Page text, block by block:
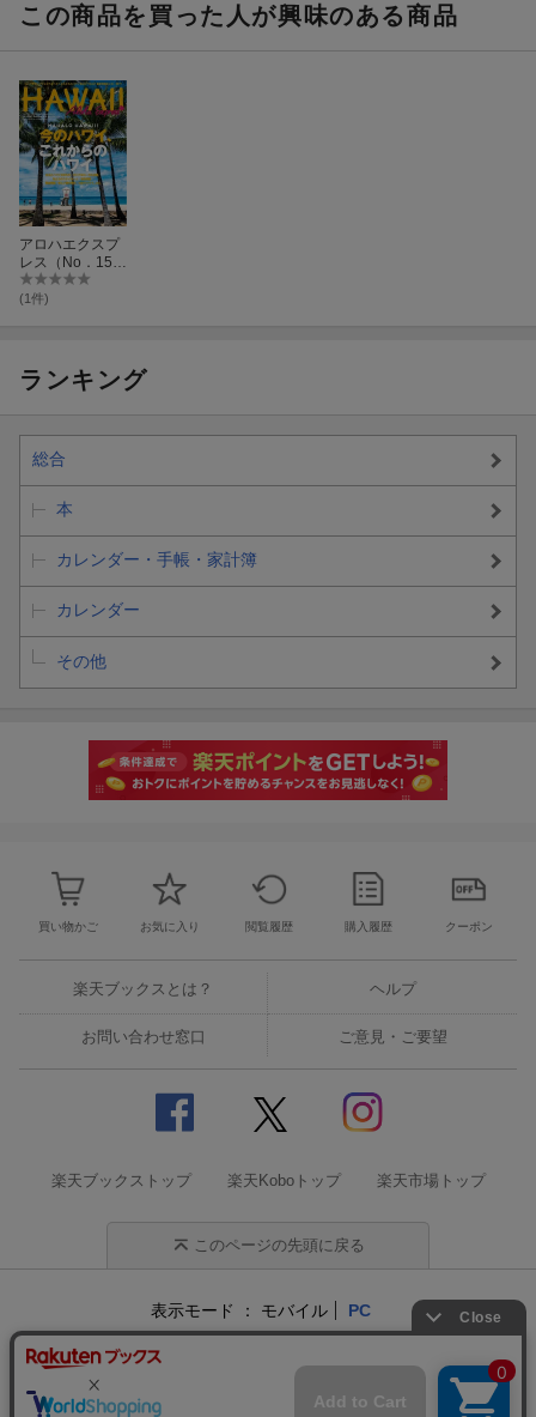
この商品を買った人が興味のある商品
アロハエクスプ
レス（No．15
5）
(1件)
ランキング
総合
本
カレンダー・手帳・家計簿
カレンダー
その他
買い物かご お気に入り 閲覧履歴 購入履歴 クーポン
楽天ブックスとは？ ヘルプ
お問い合わせ窓口 ご意見・ご要望
楽天ブックストップ 楽天Koboトップ 楽天市場トップ
このページの先頭に戻る
表示モード モバイル PC
企業情報 個人情報保護方針